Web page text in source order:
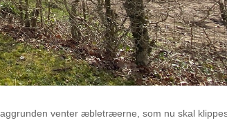
venter æbletræerne, som nu skal